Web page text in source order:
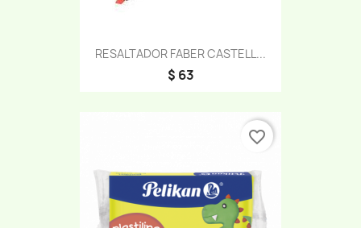
RESALTADOR FABER CASTELL...
$ 63
favorite_border